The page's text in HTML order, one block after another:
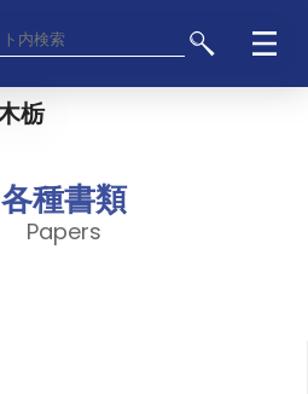
各種書類
Papers